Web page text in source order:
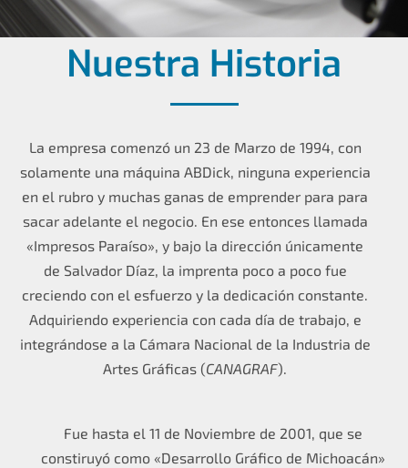
Nuestra Historia
La empresa comenzó un 23 de Marzo de 1994, con
solamente una máquina ABDick, ninguna experiencia
en el rubro y muchas ganas de emprender para para
sacar adelante el negocio. En ese entonces llamada
«Impresos Paraíso», y bajo la dirección únicamente
de Salvador Díaz, la imprenta poco a poco fue
creciendo con el esfuerzo y la dedicación constante.
Adquiriendo experiencia con cada día de trabajo, e
integrándose a la Cámara Nacional de la Industria de
Artes Gráficas (CANAGRAF).
Fue hasta el 11 de Noviembre de 2001, que se
constiruyó como «Desarrollo Gráfico de Michoacán»